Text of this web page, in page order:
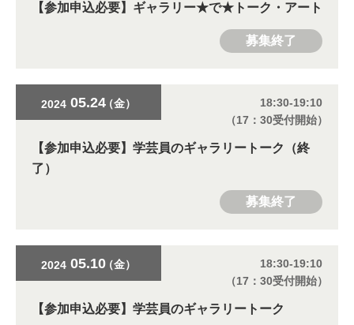
【参加申込必要】 ギャラリー★で★トーク・アート
募集終了
2024 05.24（金）
18:30-19:10
（17：30受付開始）
【参加申込必要】 学芸員のギャラリートーク（終
了）
募集終了
2024 05.10（金）
18:30-19:10
（17：30受付開始）
【参加申込必要】 学芸員のギャラリートーク